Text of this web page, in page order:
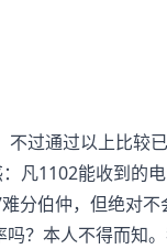
过通过以上比较
凡1102能收到的
分伯仲，但绝对
？本人不得而知